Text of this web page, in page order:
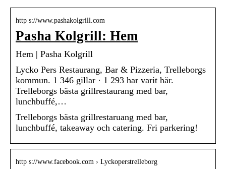
http s://www.pashakolgrill.com
Pasha Kolgrill: Hem
Hem | Pasha Kolgrill
Lycko Pers Restaurang, Bar & Pizzeria, Trelleborgs
kommun. 1 346 gillar · 1 293 har varit här.
Trelleborgs bästa grillrestaurang med bar,
lunchbuffé,…
Trelleborgs bästa grillrestaruang med bar,
lunchbuffé, takeaway och catering. Fri parkering!
http s://www.facebook.com › Lyckoperstrelleborg